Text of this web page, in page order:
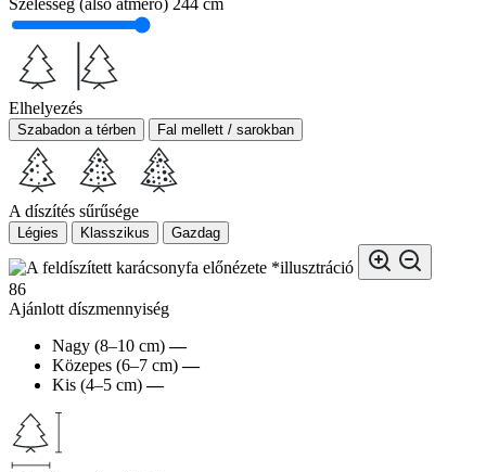
Szélesség (alsó átmérő) 244 cm
Elhelyezés
Szabadon a térben Fal mellett / sarokban
A díszítés sűrűsége
Légies Klasszikus Gazdag
*illusztráció
86
Ajánlott díszmennyiség
Nagy (8–10 cm) —
Közepes (6–7 cm) —
Kis (4–5 cm) —